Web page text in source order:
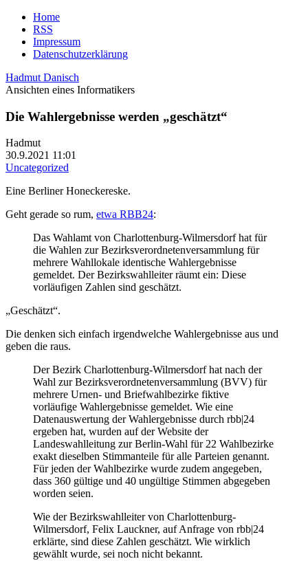
Home
RSS
Impressum
Datenschutzerklärung
Hadmut Danisch
Ansichten eines Informatikers
Die Wahlergebnisse werden „geschätzt“
Hadmut
30.9.2021 11:01
Uncategorized
Eine Berliner Honeckereske.
Geht gerade so rum, etwa RBB24:
Das Wahlamt von Charlottenburg-Wilmersdorf hat für
die Wahlen zur Bezirksverordnetenversammlung für
mehrere Wahllokale identische Wahlergebnisse
gemeldet. Der Bezirkswahlleiter räumt ein: Diese
vorläufigen Zahlen sind geschätzt.
„Geschätzt“.
Die denken sich einfach irgendwelche Wahlergebnisse aus und
geben die raus.
Der Bezirk Charlottenburg-Wilmersdorf hat nach der
Wahl zur Bezirksverordnetenversammlung (BVV) für
mehrere Urnen- und Briefwahlbezirke fiktive
vorläufige Wahlergebnisse gemeldet. Wie eine
Datenauswertung der Wahlergebnisse durch rbb|24
ergeben hat, wurden auf der Website der
Landeswahlleitung zur Berlin-Wahl für 22 Wahlbezirke
exakt dieselben Stimmanteile für alle Parteien genannt.
Für jeden der Wahlbezirke wurde zudem angegeben,
dass 360 gültige und 40 ungültige Stimmen abgegeben
worden seien.
Wie der Bezirkswahlleiter von Charlottenburg-
Wilmersdorf, Felix Lauckner, auf Anfrage von rbb|24
erklärte, sind diese Zahlen geschätzt. Wie wirklich
gewählt wurde, sei noch nicht bekannt.